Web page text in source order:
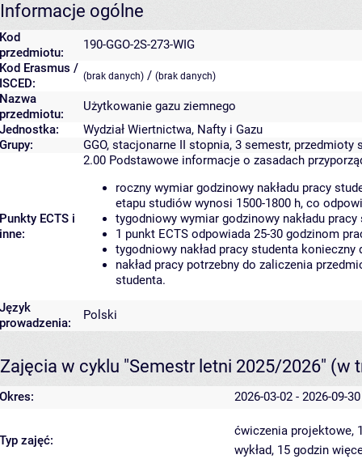
Informacje ogólne
Kod
przedmiotu:
190-GGO-2S-273-WIG
Kod Erasmus /
ISCED:
(brak danych) / (brak danych)
Nazwa
przedmiotu:
Użytkowanie gazu ziemnego
Jednostka:
Wydział Wiertnictwa, Nafty i Gazu
Grupy:
GGO, stacjonarne II stopnia, 3 semestr, przedmioty
Punkty ECTS i
inne:
2.00 Podstawowe informacje o zasadach
roczny wymiar godzinowy nakładu pracy
etapu studiów wynosi 1500-1800 h, co
tygodniowy wymiar godzinowy nakładu
1 punkt ECTS odpowiada 25-30 godzinom
tygodniowy nakład pracy studenta
nakład pracy potrzebny do zaliczenia
studenta.
Język
prowadzenia:
Polski
Zajęcia w cyklu "Semestr letni 2025/2026" (w
Okres: 2026-03-02 - 2026-09-30
Typ zajęć:
ćwiczenia projektowe,
wykład, 15 godzin